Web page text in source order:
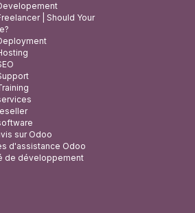
| Should Your
sur Odoo
d'assistance Odoo
de développement